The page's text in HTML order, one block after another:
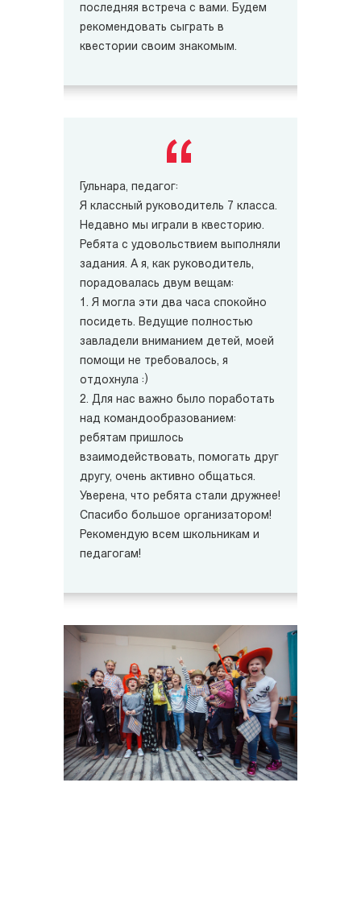
последняя встреча с вами. Будем
рекомендовать сыграть в
квестории своим знакомым.
Гульнара, педагог:
Я классный руководитель 7 класса.
Недавно мы играли в квесторию.
Ребята с удовольствием выполняли
задания. А я, как руководитель,
порадовалась двум вещам:
1. Я могла эти два часа спокойно
посидеть. Ведущие полностью
завладели вниманием детей, моей
помощи не требовалось, я
отдохнула :)
2. Для нас важно было поработать
над командообразованием:
ребятам пришлось
взаимодействовать, помогать друг
другу, очень активно общаться.
Уверена, что ребята стали дружнее!
Спасибо большое организатором!
Рекомендую всем школьникам и
педагогам!